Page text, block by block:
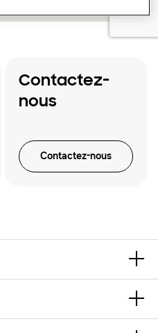
Contactez-
nous
Contactez-nous